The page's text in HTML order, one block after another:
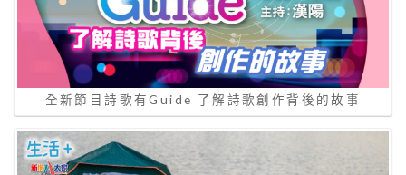
全新節目詩歌有Guide 了解詩歌創作背後的故事